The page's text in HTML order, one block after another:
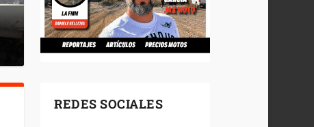
REDES SOCIALES